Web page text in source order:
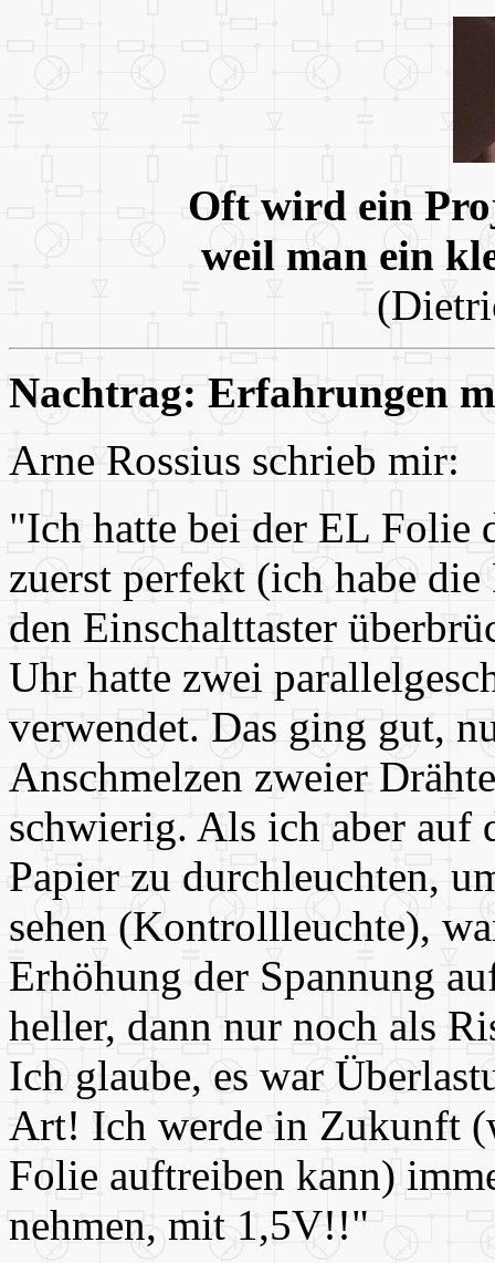
Oft wird ein
weil man ein
Nachtrag: Erfahrungen
Arne Rossius schrieb mir:
"Ich hatte bei der EL Folie
zuerst perfekt (ich habe
den Einschalttaster
Uhr hatte zwei
verwendet. Das ging gut,
Anschmelzen zweier
schwierig. Als ich aber auf
Papier zu durchleuchten,
sehen (Kontrollleuchte),
Erhöhung der Spannung
heller, dann nur noch als
Ich glaube, es war
Art! Ich werde in Zukunft
Folie auftreiben kann)
nehmen, mit 1,5V!!"